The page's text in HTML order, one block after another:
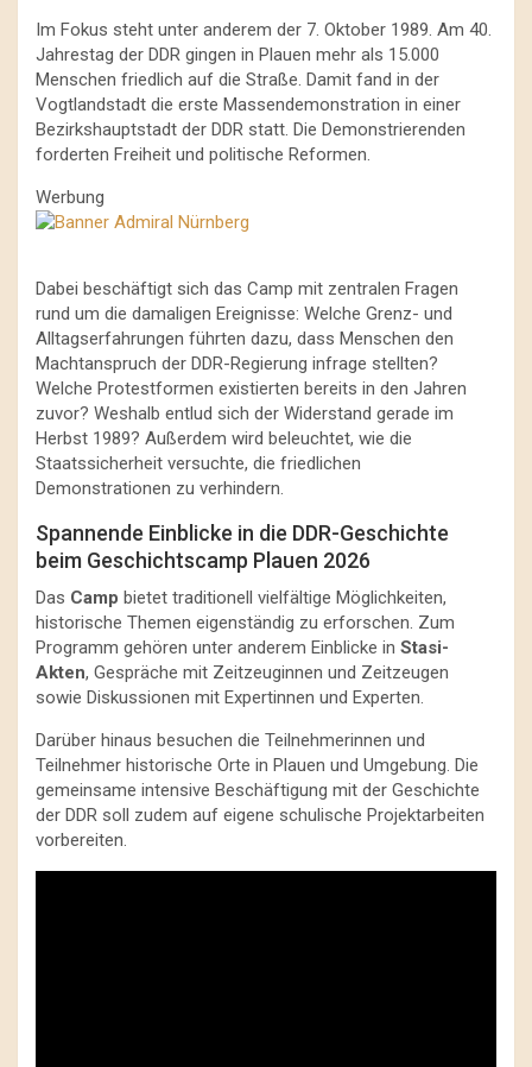
Im Fokus steht unter anderem der 7. Oktober 1989. Am 40.
Jahrestag der DDR gingen in Plauen mehr als 15.000
Menschen friedlich auf die Straße. Damit fand in der
Vogtlandstadt die erste Massendemonstration in einer
Bezirkshauptstadt der DDR statt. Die Demonstrierenden
forderten Freiheit und politische Reformen.
Werbung
Dabei beschäftigt sich das Camp mit zentralen Fragen
rund um die damaligen Ereignisse: Welche Grenz- und
Alltagserfahrungen führten dazu, dass Menschen den
Machtanspruch der DDR-Regierung infrage stellten?
Welche Protestformen existierten bereits in den Jahren
zuvor? Weshalb entlud sich der Widerstand gerade im
Herbst 1989? Außerdem wird beleuchtet, wie die
Staatssicherheit versuchte, die friedlichen
Demonstrationen zu verhindern.
Spannende Einblicke in die DDR-Geschichte
beim Geschichtscamp Plauen 2026
Das Camp bietet traditionell vielfältige Möglichkeiten,
historische Themen eigenständig zu erforschen. Zum
Programm gehören unter anderem Einblicke in Stasi-
Akten, Gespräche mit Zeitzeuginnen und Zeitzeugen
sowie Diskussionen mit Expertinnen und Experten.
Darüber hinaus besuchen die Teilnehmerinnen und
Teilnehmer historische Orte in Plauen und Umgebung. Die
gemeinsame intensive Beschäftigung mit der Geschichte
der DDR soll zudem auf eigene schulische Projektarbeiten
vorbereiten.